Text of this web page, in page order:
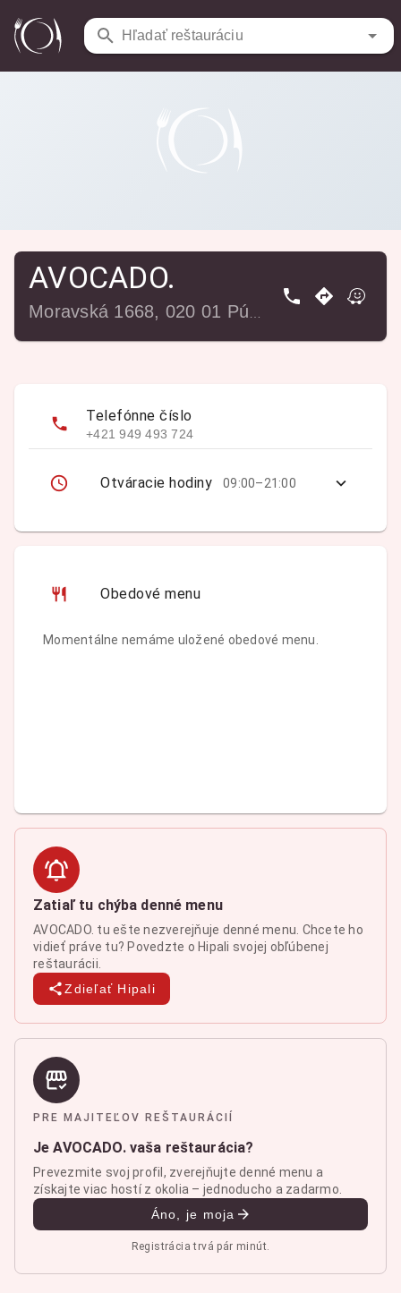
Hľadať reštauráciu
Reštaurácie / AVOCADO.
AVOCADO.
Telefónne číslo
+421 949 493 724
Otváracie hodiny 09:00–21:00
Obedové menu
Momentálne nemáme uložené obedové menu.
Zatiaľ tu chýba denné menu
AVOCADO. tu ešte nezverejňuje denné menu. Chcete ho
vidieť práve tu? Povedzte o Hipali svojej obľúbenej
reštaurácii.
Zdieľať Hipali
PRE MAJITEĽOV REŠTAURÁCIÍ
Je AVOCADO. vaša reštaurácia?
Prevezmite svoj profil, zverejňujte denné menu a
získajte viac hostí z okolia – jednoducho a zadarmo.
Áno, je moja
Registrácia trvá pár minút.